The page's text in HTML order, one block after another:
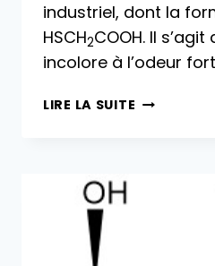
industriel, dont la
HSCH2COOH. Il s’agit
incolore à l’odeur
LIRE LA SUITE ACIDE